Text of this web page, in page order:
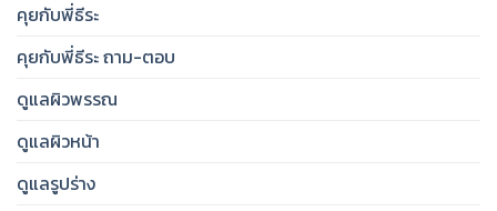
คุยกับพี่ธีระ
คุยกับพี่ธีระ ถาม-ตอบ
ดูแลผิวพรรณ
ดูแลผิวหน้า
ดูแลรูปร่าง